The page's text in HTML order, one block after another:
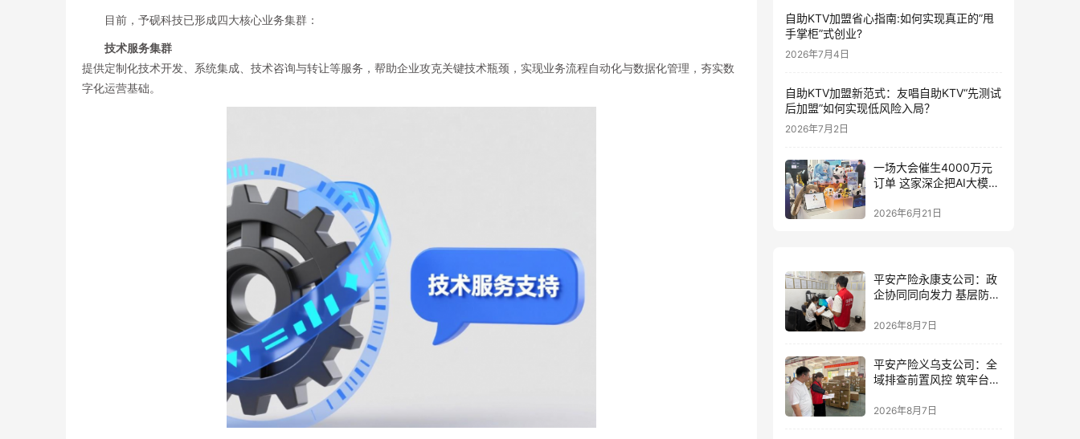
目前，予砚科技已形成四大核心业务集群：
技术服务集群
提供定制化技术开发、系统集成、技术咨询与转让等服务，帮助企业攻克关键技术瓶颈，实现业务流程自动化与数据化管理，夯实数
字化运营基础。
自助KTV加盟省心指南:如何实现真正的”甩
手掌柜”式创业?
2026年7月4日
自助KTV加盟新范式：友唱自助KTV“先测试
后加盟”如何实现低风险入局？
2026年7月2日
一场大会催生4000万元
订单 这家深企把AI大模型
2026年6月21日
平安产险永康支公司：政
企协同同向发力 基层防控
2026年8月7日
平安产险义乌支公司：全
域排查前置风控 筑牢台风
2026年8月7日